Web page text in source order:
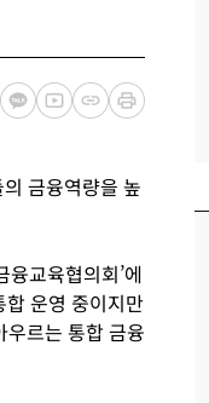
금융역량을 높
교육협의회’에
운영 중이지만
르는 통합 금융